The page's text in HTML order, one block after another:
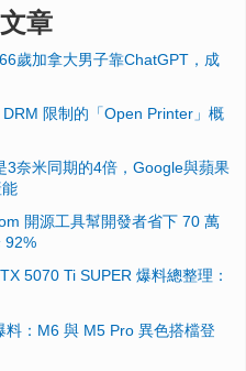
章
歲加拿大男子靠ChatGPT，成
限制的「Open Printer」概
3奈米同期的4倍，Google與蘋果
開源工具幫開發者省下 70 萬
92%
5070 Ti SUPER 爆料總整理：
：M6 與 M5 Pro 異色搭檔登